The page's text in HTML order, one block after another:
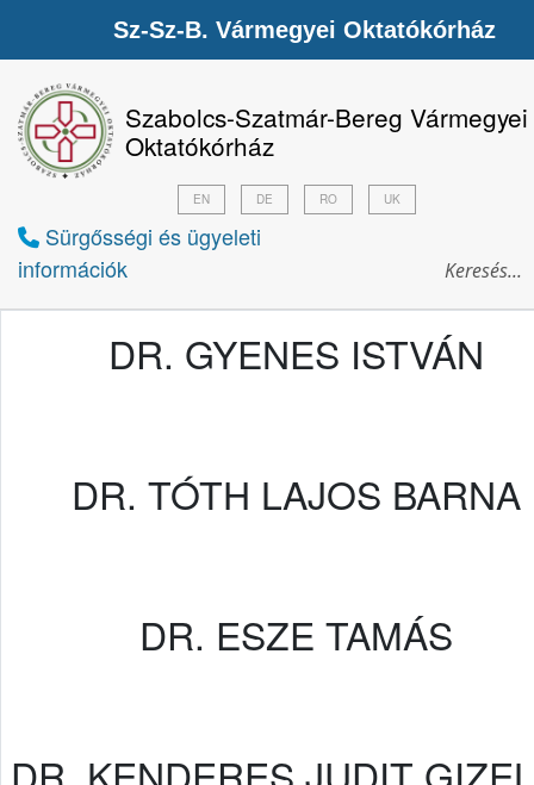
Szabolcs-Szatmár-Bereg Vármegyei
Oktatókórház
Sürgősségi és ügyeleti
információk
EN DE RO UK
DR. GYENES ISTVÁN
DR. TÓTH LAJOS BARNA
DR. ESZE TAMÁS
Sz-Sz-B. Vármegyei Oktatókórház